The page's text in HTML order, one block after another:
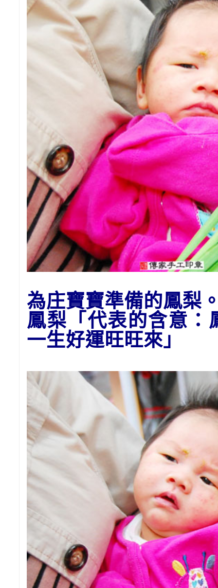
為庄寶寶準備的鳳梨
鳳梨「代表的含意：
一生好運旺旺來 」